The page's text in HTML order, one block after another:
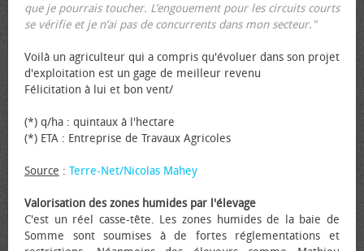
que je pourrais toucher. L’engouement pour les circuits courts
se vérifie et je n’ai pas de concurrents dans mon secteur."
Voilà un agriculteur qui a compris qu'évoluer dans son projet
d'exploitation est un gage de meilleur revenu
Félicitation à lui et bon vent/
(*) q/ha : quintaux à l'hectare
(*) ETA : Entreprise de Travaux Agricoles
Source : Terre-Net/Nicolas Mahey
Valorisation des zones humides par l'élevage
C'est un réel casse-tête. Les zones humides de la baie de
Somme sont soumises à de fortes réglementations et